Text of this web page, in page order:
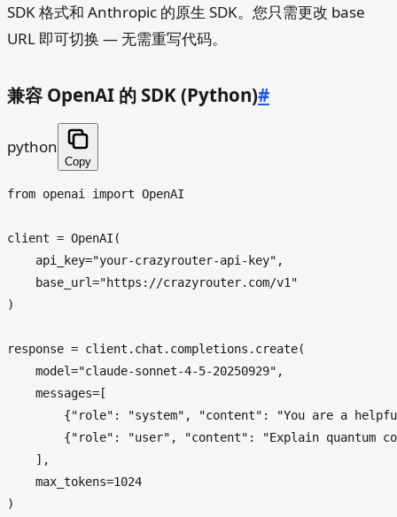
SDK 格式和 Anthropic 的原生 SDK。您只需更改 base
URL 即可切换 — 无需重写代码。
兼容 OpenAI 的 SDK (Python)#
python
Copy
from openai import OpenAI
client = OpenAI(
    api_key=
"your-crazyrouter-api-key" ,
    base_url=
"https://crazyrouter.com/v1"
)
response = client.chat.completions.create(
    model=
"claude-sonnet-4-5-20250929" ,
    messages=[
        {
"role" : "system" , "content" :
"You are a
        {
"role" : "user" , "content" :
"Explain quantum
    ],
    max_tokens=
1024
)